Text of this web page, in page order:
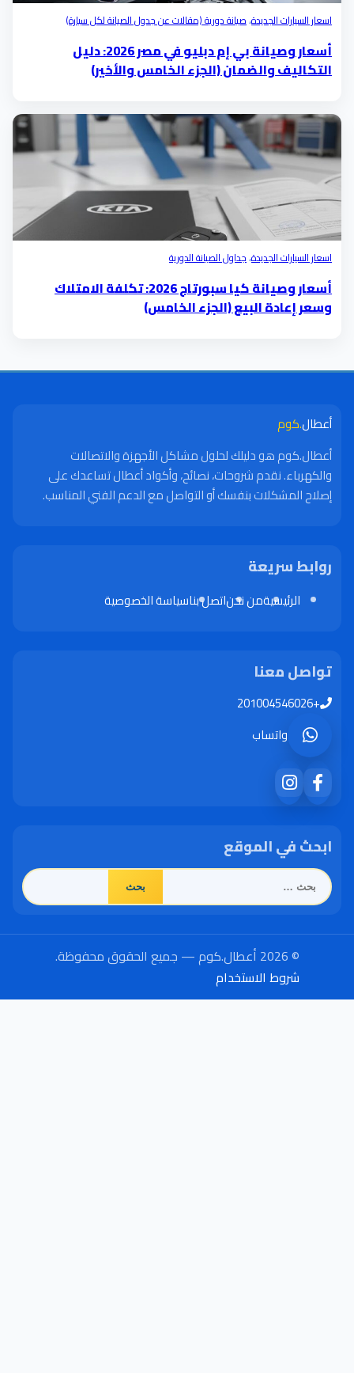
اسعار السيارات الجديدة،صيانة دورية (مقالات عن جدول الصيانة لكل سيارة)
أسعار وصيانة بي إم دبليو في مصر 2026: دليل
التكاليف والضمان (الجزء الخامس والأخير)
اسعار السيارات الجديدة،جداول الصيانة الدورية
أسعار وصيانة كيا سبورتاج 2026: تكلفة الامتلاك
وسعر إعادة البيع (الجزء الخامس)
أعطال.كوم
أعطال.كوم هو دليلك لحلول مشاكل الأجهزة والاتصالات
والكهرباء. نقدم شروحات، نصائح، وأكواد أعطال تساعدك على
إصلاح المشكلات بنفسك أو التواصل مع الدعم الفني المناسب.
روابط سريعة
الرئيسيةمن نحناتصل بناسياسة الخصوصية
تواصل معنا
واتساب
ابحث في الموقع
البحث
شروط الاستخدام